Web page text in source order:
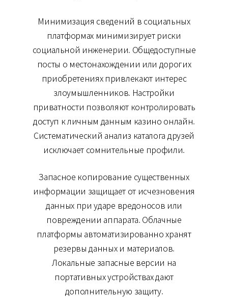
Минимизация сведений в социальных
платформах минимизирует риски
социальной инженерии. Общедоступные
посты о местонахождении или дорогих
приобретениях привлекают интерес
злоумышленников. Настройки
приватности позволяют контролировать
доступ к личным данным казино онлайн.
Систематический анализ каталога друзей
исключает сомнительные профили.
Запасное копирование существенных
информации защищает от исчезновения
данных при ударе вредоносов или
повреждении аппарата. Облачные
платформы автоматизированно хранят
резервы данных и материалов.
Локальные запасные версии на
портативных устройствах дают
дополнительную защиту.